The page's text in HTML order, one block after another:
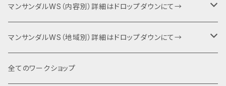
６耐＋運動会エントリー
キャンプファイヤー・夕食BBQ・宿泊関連
特別協賛・協賛
マンサンダルWS（内容別）詳細はドロップダウンにて→
ベーシック（入門編）
ネクスト（身体運用）
マンサンダルWS（地域別）詳細はドロップダウンにて→
マンサンダル代官山店（代官山）
全てのワークショップ